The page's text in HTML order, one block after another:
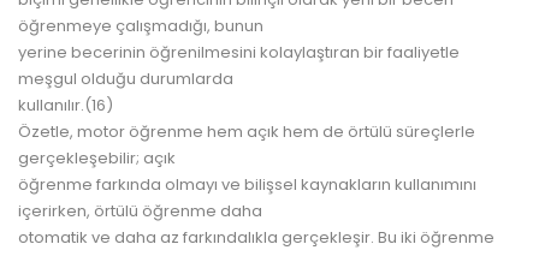
öğrenmeye çalışmadığı, bunun
yerine becerinin öğrenilmesini kolaylaştıran bir faaliyetle
meşgul olduğu durumlarda
kullanılır.(16)
Özetle, motor öğrenme hem açık hem de örtülü süreçlerle
gerçekleşebilir; açık
öğrenme farkında olmayı ve bilişsel kaynakların kullanımını
içerirken, örtülü öğrenme daha
otomatik ve daha az farkındalıkla gerçekleşir. Bu iki öğrenme